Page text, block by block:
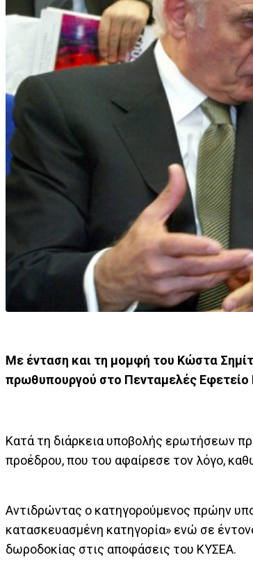
Με ένταση και τη μομφή του Κώστα
πρωθυπουργού στο Πενταμελές
Κατά τη διάρκεια υποβολής ερωτήσεων
προέδρου, που του αφαίρεσε τον λόγο,
Αντιδρώντας ο κατηγορούμενος πρώην
κατασκευασμένη κατηγορία» ενώ σε
δωροδοκίας στις αποφάσεις του ΚΥΣΕΑ.